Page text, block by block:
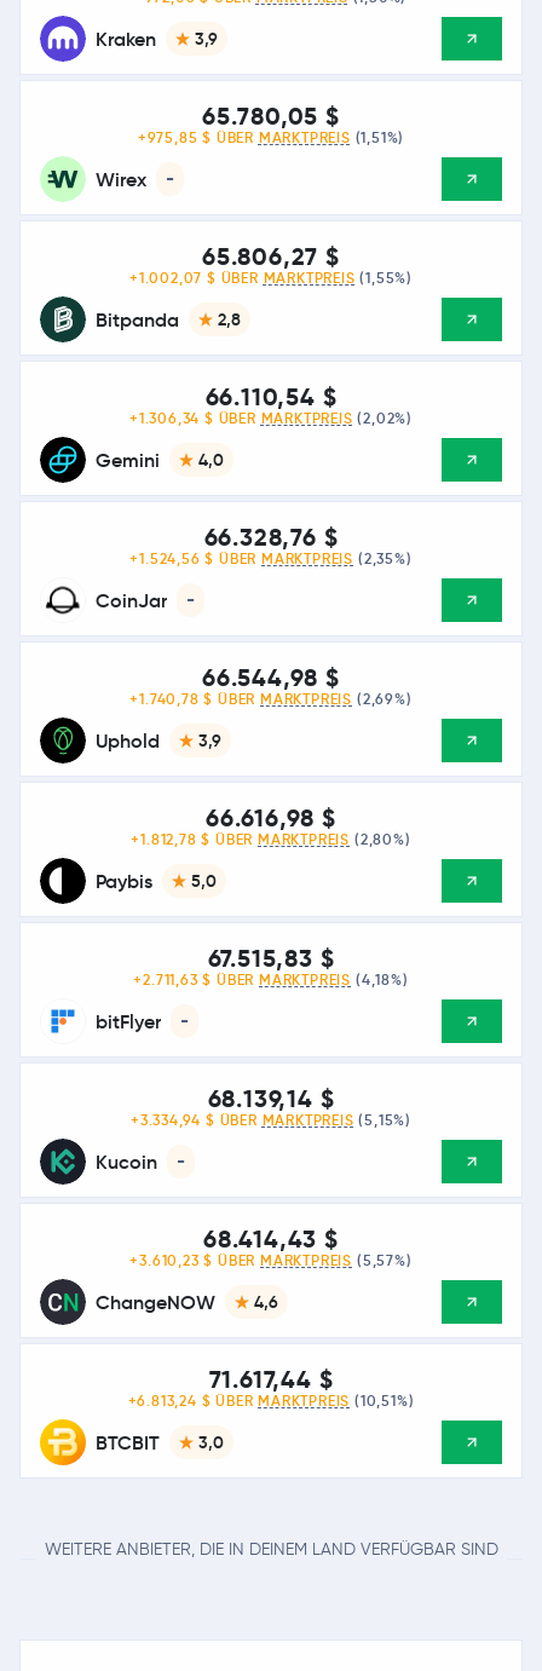
Kraken 3,9
Wirex -
65.780,05 $
+975,85 $ ÜBER MARKTPREIS (1,51%)
Bitpanda 2,8
65.806,27 $
+1.002,07 $ ÜBER MARKTPREIS (1,55%)
Gemini 4,0
66.110,54 $
+1.306,34 $ ÜBER MARKTPREIS (2,02%)
CoinJar -
66.328,76 $
+1.524,56 $ ÜBER MARKTPREIS (2,35%)
Uphold 3,9
66.544,98 $
+1.740,78 $ ÜBER MARKTPREIS (2,69%)
Paybis 5,0
66.616,98 $
+1.812,78 $ ÜBER MARKTPREIS (2,80%)
bitFlyer -
67.515,83 $
+2.711,63 $ ÜBER MARKTPREIS (4,18%)
Kucoin -
68.139,14 $
+3.334,94 $ ÜBER MARKTPREIS (5,15%)
ChangeNOW 4,6
68.414,43 $
+3.610,23 $ ÜBER MARKTPREIS (5,57%)
BTCBIT 3,0
71.617,44 $
+6.813,24 $ ÜBER MARKTPREIS (10,51%)
WEITERE ANBIETER, DIE IN DEINEM LAND VERFÜGBAR SIND